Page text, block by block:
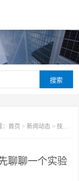
搜索
首页 > 新闻动态> 技术文章
聊聊一个实验